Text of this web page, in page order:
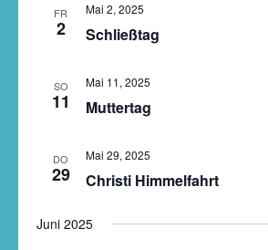
FR
2
Mai 2, 2025
Schließtag
SO
11
Mai 11, 2025
Muttertag
DO
29
Mai 29, 2025
Christi Himmelfahrt
Juni 2025